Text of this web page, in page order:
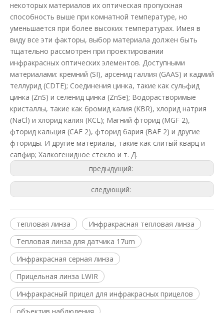
некоторых материалов их оптическая пропускная
способность выше при комнатной температуре, но
уменьшается при более высоких температурах. Имея в
виду все эти факторы, выбор материала должен быть
тщательно рассмотрен при проектировании
инфракрасных оптических элементов. Доступными
материалами: кремний (SI), арсенид галлия (GAAS) и кадмий
теллурид (CDTE); Соединения цинка, такие как сульфид
цинка (ZnS) и селенид цинка (ZnSe); Водорастворимые
кристаллы, такие как бромид калия (KBR), хлорид натрия
(NaCl) и хлорид калия (KCL); Магний фторид (MGF 2),
фторид кальция (CAF 2), фторид бария (BAF 2) и другие
фториды. И другие материалы, такие как слитый кварц и
сапфир; Халкогенидное стекло и т. Д.
предыдущий:
следующий:
тепловая линза
Инфракрасная тепловая линза
Тепловая линза для датчика 17um
Инфракрасная серная линза
Прицельная линза LWIR
Инфракрасный прицел для инфракрасных прицелов